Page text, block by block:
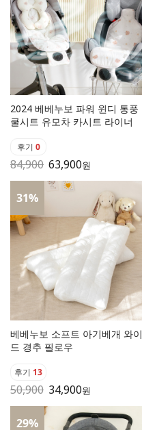
2024 베베누보 파워 윈디 통풍
쿨시트 유모차 카시트 라이너
후기 0
84,900 63,900원
31%
베베누보 소프트 아기베개 와이
드 경추 필로우
후기 13
50,900 34,900원
29%